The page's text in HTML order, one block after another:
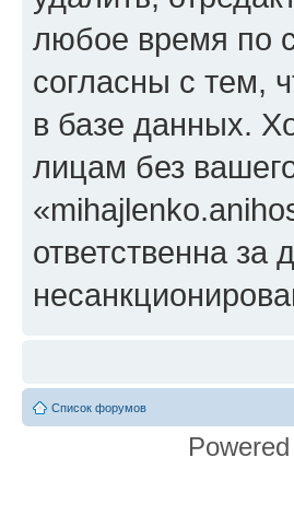
любое время по
согласны с тем,
в базе данных.
лицам без
ответственна за
Список форумов